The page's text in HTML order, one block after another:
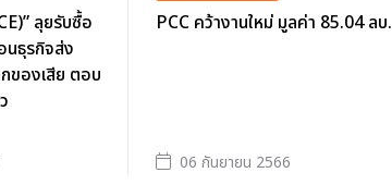
ลุยรับซื้อ
นธุรกิจส่ง
ของเสีย ตอบ
PCC คว้างานใหม่ มูลค่า 85.04 ลบ.
06 กันยายน 2566